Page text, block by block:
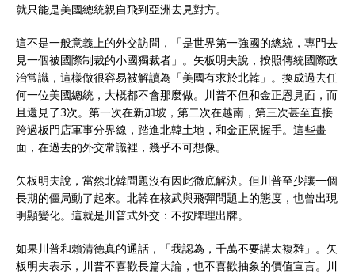
就只能是美國總統親自飛到亞洲去見對方。
這不是一般意義上的外交訪問，「是世界第一強國的總統，專門去
見一個被國際制裁的小國獨裁者」。矢板明夫說，按照傳統國際政
治常識，這樣做很容易被解讀為「美國有求於北韓」。換成過去任
何一位美國總統，大概都不會那麼做。川普不但和金正恩見面，而
且還見了3次。第一次在新加坡，第二次在越南，第三次甚至直接
跨過板門店軍事分界線，踏進北韓土地，和金正恩握手。這些畫
面，在過去的外交常識裡，幾乎不可想像。
矢板明夫說，當然北韓問題沒有因此徹底解決。但川普至少讓一個
長期的僵局動了起來。北韓在核武與飛彈問題上的態度，也曾出現
明顯變化。這就是川普式外交：不按牌理出牌。
如果川普和賴清德真的通話，「我認為，千萬不要講太複雜」。矢
板明夫表示，川普不喜歡長篇大論，也不喜歡抽象的價值宣言。川